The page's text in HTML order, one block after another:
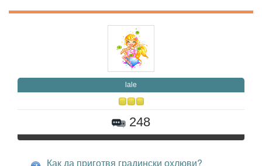
lale
248
Как да приготвя градински охлюви?